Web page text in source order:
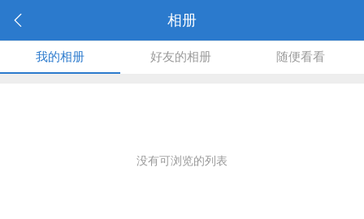
相册
我的相册 好友的相册 随便看看
没有可浏览的列表